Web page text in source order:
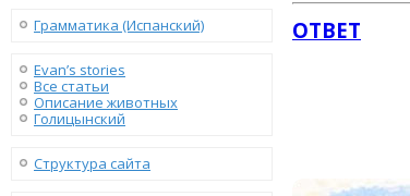
Грамматика (Испанский)
Evan’s stories
Все статьи
Описание животных
Голицынский
Структура сайта
ОТВЕТ